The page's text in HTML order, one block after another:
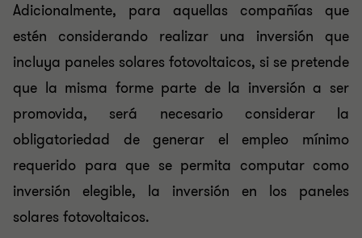
Adicionalmente, para aquellas compañías que
estén considerando realizar una inversión que
incluya paneles solares fotovoltaicos, si se pretende
que la misma forme parte de la inversión a ser
promovida, será necesario considerar la
obligatoriedad de generar el empleo mínimo
requerido para que se permita computar como
inversión elegible, la inversión en los paneles
solares fotovoltaicos.